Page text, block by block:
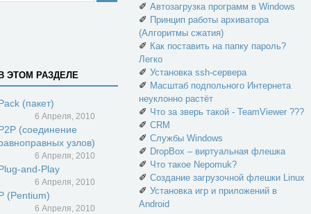
ЭТОМ РАЗДЕЛЕ
(пакет)
6 Апреля, 2010
(соединение
узлов)
6 Апреля, 2010
and-Play
6 Апреля, 2010
(Pentium)
6 Апреля, 2010
✐ Автозагрузка программ в Windows
✐ Принцип работы архиватора
(Алгоритмы сжатия)
✐ Как поставить на папку пароль?
Легко
✐ Установка ssh-сервера
✐ Масштаб подпольного Интернета
неуклонно растёт
✐ Что за зверь такой - TeamViewer ???
✐ CRM
✐ Службы Windows
✐ DropBox – виртуальная флешка
✐ Что такое Nepomuk?
✐ Создание загрузочной флешки Linux
✐ Установка игр и приложений в
Android